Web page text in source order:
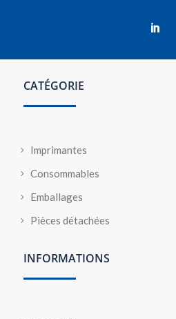

CATÉGORIE
Imprimantes
Consommables
Emballages
Pièces détachées
INFORMATIONS